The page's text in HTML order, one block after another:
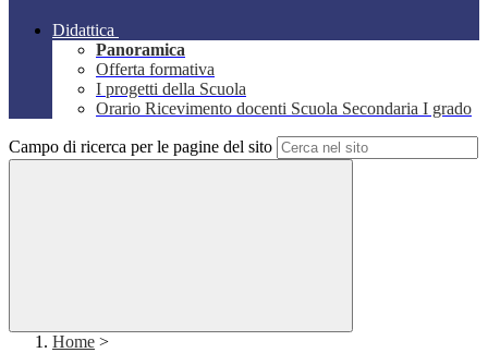
Didattica
Panoramica
Offerta formativa
I progetti della Scuola
Orario Ricevimento docenti Scuola Secondaria I grado
Campo di ricerca per le pagine del sito
Home >